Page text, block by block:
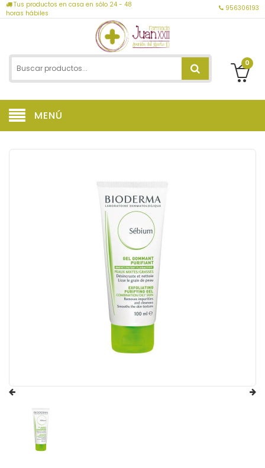
Tus productos en casa en sólo 24 - 48
horas hábiles
956306193
0
MENÚ